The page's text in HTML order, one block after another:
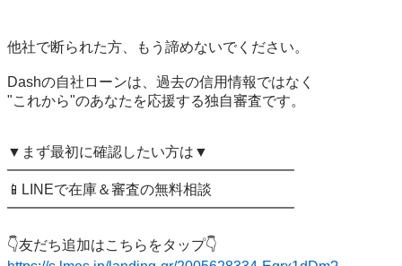
他社で断られた方、もう諦めないでください。
Dashの自社ローンは、過去の信用情報ではなく
"これから"のあなたを応援する独自審査です。
▼まず最初に確認したい方は▼
━━━━━━━━━━━━━━━━━━━━
📱LINEで在庫＆審査の無料相談
━━━━━━━━━━━━━━━━━━━━